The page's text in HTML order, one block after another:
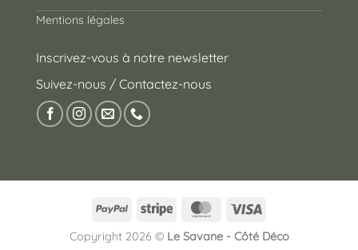
Mentions légales
Inscrivez-vous à notre newsletter
Suivez-nous / Contactez-nous
PayPal Stripe MasterCard
Visa
Copyright 2026 © Le Savane - Côté Déco